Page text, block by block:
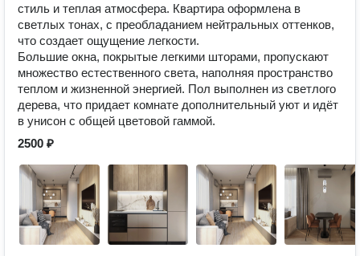
стиль и теплая атмосфера. Квартира оформлена в
светлых тонах, с преобладанием нейтральных оттенков,
что создает ощущение легкости.
Большие окна, покрытые легкими шторами, пропускают
множество естественного света, наполняя пространство
теплом и жизненной энергией. Пол выполнен из светлого
дерева, что придает комнате дополнительный уют и идёт
в унисон с общей цветовой гаммой.
2500 ₽